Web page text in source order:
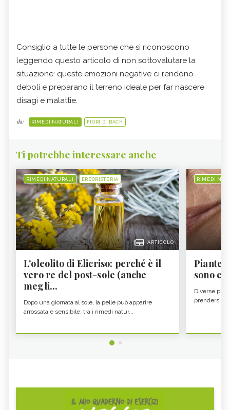
Consiglio a tutte le persone che si riconoscono
leggendo questo articolo di non sottovalutare la
situazione: queste emozioni negative ci rendono
deboli e preparano il terreno ideale per far nascere
disagi e malattie.
da: RIMEDI NATURALI FIORI DI BACH
Ti potrebbe interessare anche
RIMEDI NATURALI ERBORISTERIA
ARTICOLO
L'oleolito di Elicriso: perché è il
vero re del post-sole (anche
megli...
Dopo una giornata al sole, la pelle può apparire
arrossata e sensibile: tra i rimedi natur...
RIMEDI
Piante
sono e
Diverse
prendersi